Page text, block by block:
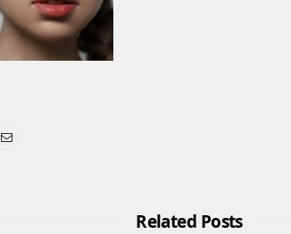
Related Posts